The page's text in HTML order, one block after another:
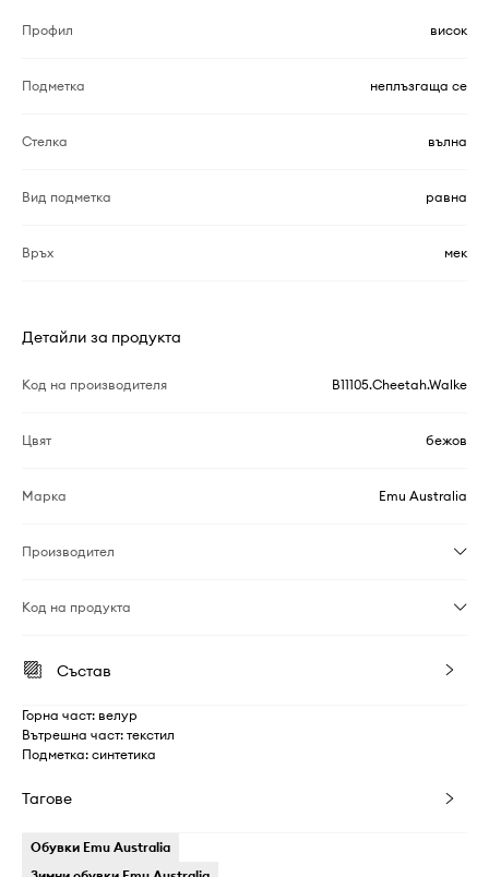
Профил висок
Подметка неплъзгаща се
Стелка вълна
Вид подметка равна
Връх мек
Детайли за продукта
Код на производителя B11105.Cheetah.Walke
Цвят бежов
Марка Emu Australia
Производител
Код на продукта
Състав
Горна част: велур
Вътрешна част: текстил
Подметка: синтетика
Тагове
Обувки Emu Australia